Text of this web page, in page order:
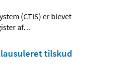
(CTIS) er blevet
af…
tilskud